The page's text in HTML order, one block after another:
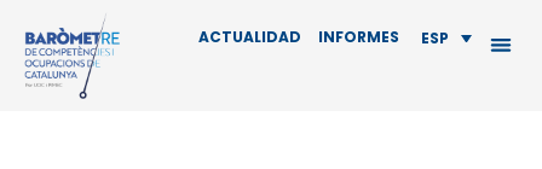
ESP
ACTUALIDAD INFORMES